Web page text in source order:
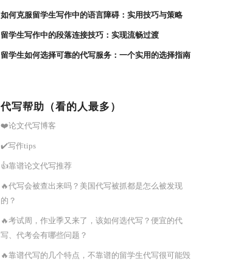
如何克服留学生写作中的语言障碍：实用技巧与策略
留学生写作中的段落连接技巧：实现流畅过渡
留学生如何选择可靠的代写服务：一个实用的选择指南
代写帮助（看的人最多）
❤️论文代写博客
✔️写作tips
👍靠谱论文代写推荐
🔥代写会被查出来吗？美国代写被抓都是怎么被发现
的？
🔥考试周，作业季又来了，该如何选代写？便宜的代
写、代考会有哪些问题？
🔥靠谱代写的几个特点，不靠谱的留学生代写很可能毁